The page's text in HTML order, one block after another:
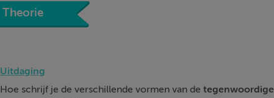
Theorie
Uitdaging
Hoe schrijf je de verschillende vormen van de tegenwoordige